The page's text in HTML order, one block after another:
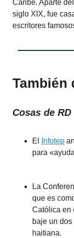
Caribe. Aparte
siglo XIX, fue
escritores
También
Cosas de RD
El Infotep
para
La
que es
Católica en
baje un
haitiana.